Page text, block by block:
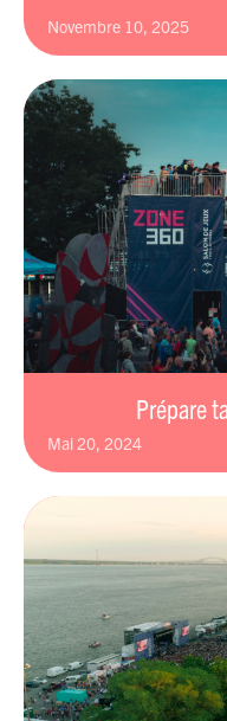
novembre 10, 2025
Prépare
mai 20, 2024